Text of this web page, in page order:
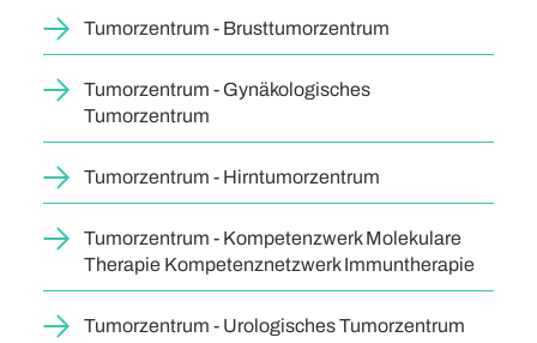
Tumorzentrum - Brusttumorzentrum
Tumorzentrum - Gynäkologisches
Tumorzentrum
Tumorzentrum - Hirntumorzentrum
Tumorzentrum - Kompetenzwerk Molekulare
Therapie Kompetenznetzwerk Immuntherapie
Tumorzentrum - Urologisches Tumorzentrum